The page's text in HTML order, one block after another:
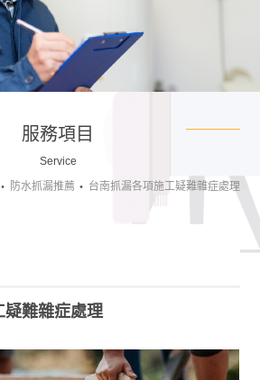
服務項目
Service
防水抓漏推薦 台南抓漏各項施工疑難雜症處理
疑難雜症處理